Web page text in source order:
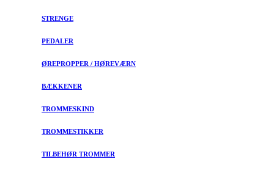
STRENGE
PEDALER
ØREPROPPER / HØREVÆRN
BÆKKENER
TROMMESKIND
TROMMESTIKKER
TILBEHØR TROMMER